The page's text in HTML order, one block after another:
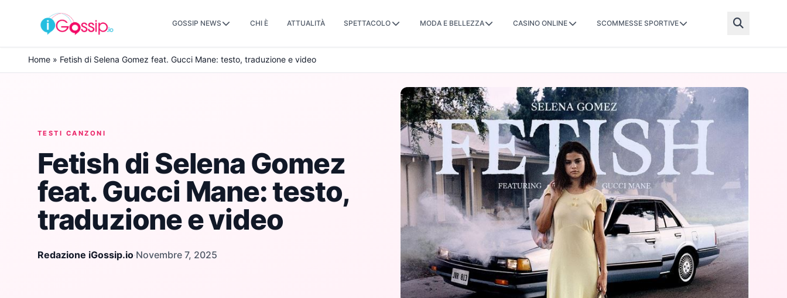
Skip to content
GOSSIP NEWS CHI È ATTUALITÀ SPETTACOLO MODA E BELLEZZA CASINO ONLINE SCOMMESSE SPORTIVE
Home » Fetish di Selena Gomez feat. Gucci Mane: testo, traduzione e video
TESTI CANZONI
Fetish di Selena Gomez
feat. Gucci Mane: testo,
traduzione e video
Redazione iGossip.io·Novembre 7, 2025